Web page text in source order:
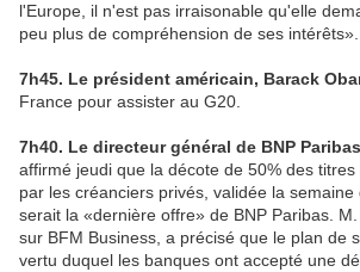
l'Europe, il n'est pas irraisonable qu'elle
peu plus de compréhension de ses intérêts».
7h45. Le président américain, Barack
France pour assister au G20.
7h40. Le directeur général de BNP
affirmé jeudi que la décote de 50% des
par les créanciers privés, validée la
serait la «dernière offre» de BNP Paribas.
sur BFM Business, a précisé que le plan de
vertu duquel les banques ont accepté une